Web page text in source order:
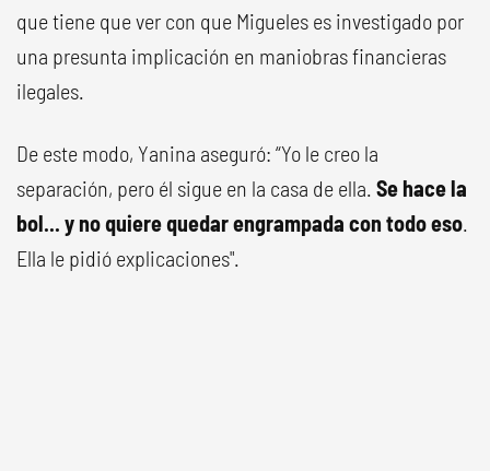
que tiene que ver con que Migueles es investigado por
una presunta implicación en maniobras financieras
ilegales.
De este modo, Yanina aseguró: “Yo le creo la
separación, pero él sigue en la casa de ella. Se hace la
bol... y no quiere quedar engrampada con todo eso.
Ella le pidió explicaciones".